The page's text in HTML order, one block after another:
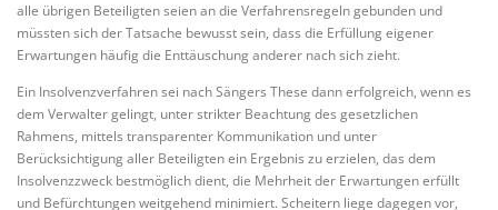
alle übrigen Beteiligten seien an die Verfahrensregeln gebunden und
müssten sich der Tatsache bewusst sein, dass die Erfüllung eigener
Erwartungen häufig die Enttäuschung anderer nach sich zieht.
Ein Insolvenzverfahren sei nach Sängers These dann erfolgreich, wenn es
dem Verwalter gelingt, unter strikter Beachtung des gesetzlichen
Rahmens, mittels transparenter Kommunikation und unter
Berücksichtigung aller Beteiligten ein Ergebnis zu erzielen, das dem
Insolvenzzweck bestmöglich dient, die Mehrheit der Erwartungen erfüllt
und Befürchtungen weitgehend minimiert. Scheitern liege dagegen vor,